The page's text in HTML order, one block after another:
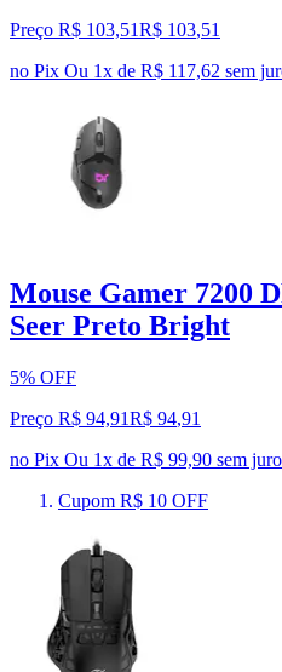
Preço R$ 103,51R$ 103,51
no Pix Ou 1x de R$ 117,62 sem
Mouse Gamer 7200
Seer Preto Bright
5% OFF
Preço R$ 94,91R$ 94,91
no Pix Ou 1x de R$ 99,90 sem
Cupom R$ 10 OFF